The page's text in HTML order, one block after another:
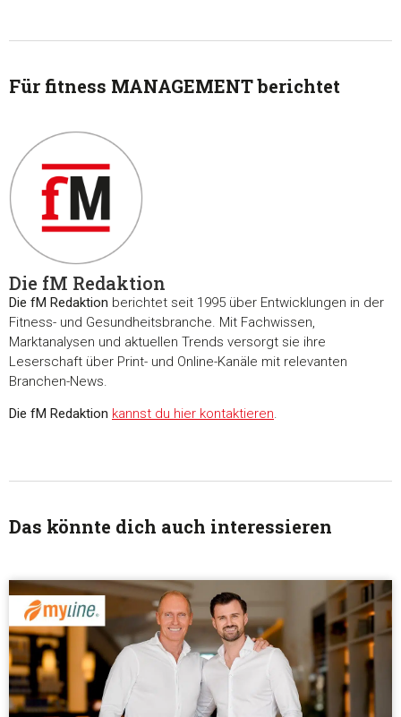
Für fitness MANAGEMENT berichtet
Die fM Redaktion
Die fM Redaktion berichtet seit 1995 über Entwicklungen in der
Fitness- und Gesundheitsbranche. Mit Fachwissen,
Marktanalysen und aktuellen Trends versorgt sie ihre
Leserschaft über Print- und Online-Kanäle mit relevanten
Branchen-News.
Die fM Redaktion kannst du hier kontaktieren.
Das könnte dich auch interessieren